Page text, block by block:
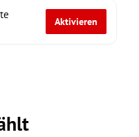
Aktivieren